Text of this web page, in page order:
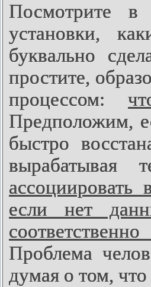
Посмотрите в
установки,
буквально
простите,
процессом:
Предположим,
быстро
вырабатывая
если нет
Проблема
думая о том,